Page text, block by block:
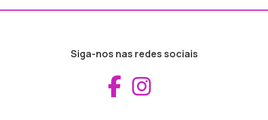
Siga-nos nas redes sociais
Aceder ao